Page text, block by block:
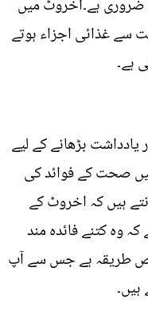
ہے۔اخروٹ میں
سے غذائی اجزاء ہوتے
ہے۔
یادداشت بڑھانے کے لیے
صحت کے فوائد کی
ہیں کہ اخروٹ کے
وہ کتنے فائدہ مند
طریقہ ہے جس سے آپ